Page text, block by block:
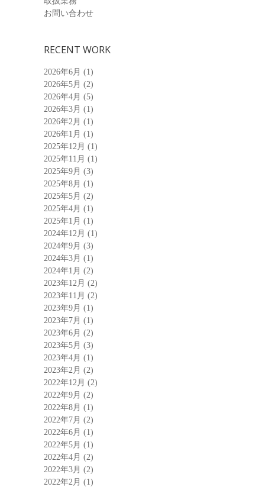
お問い合わせ
RECENT WORK
2026年6月 (1)
2026年5月 (2)
2026年4月 (5)
2026年3月 (1)
2026年2月 (1)
2026年1月 (1)
2025年12月 (1)
2025年11月 (1)
2025年9月 (3)
2025年8月 (1)
2025年5月 (2)
2025年4月 (1)
2025年1月 (1)
2024年12月 (1)
2024年9月 (3)
2024年3月 (1)
2024年1月 (2)
2023年12月 (2)
2023年11月 (2)
2023年9月 (1)
2023年7月 (1)
2023年6月 (2)
2023年5月 (3)
2023年4月 (1)
2023年2月 (2)
2022年12月 (2)
2022年9月 (2)
2022年8月 (1)
2022年7月 (2)
2022年6月 (1)
2022年5月 (1)
2022年4月 (2)
2022年3月 (2)
2022年2月 (1)